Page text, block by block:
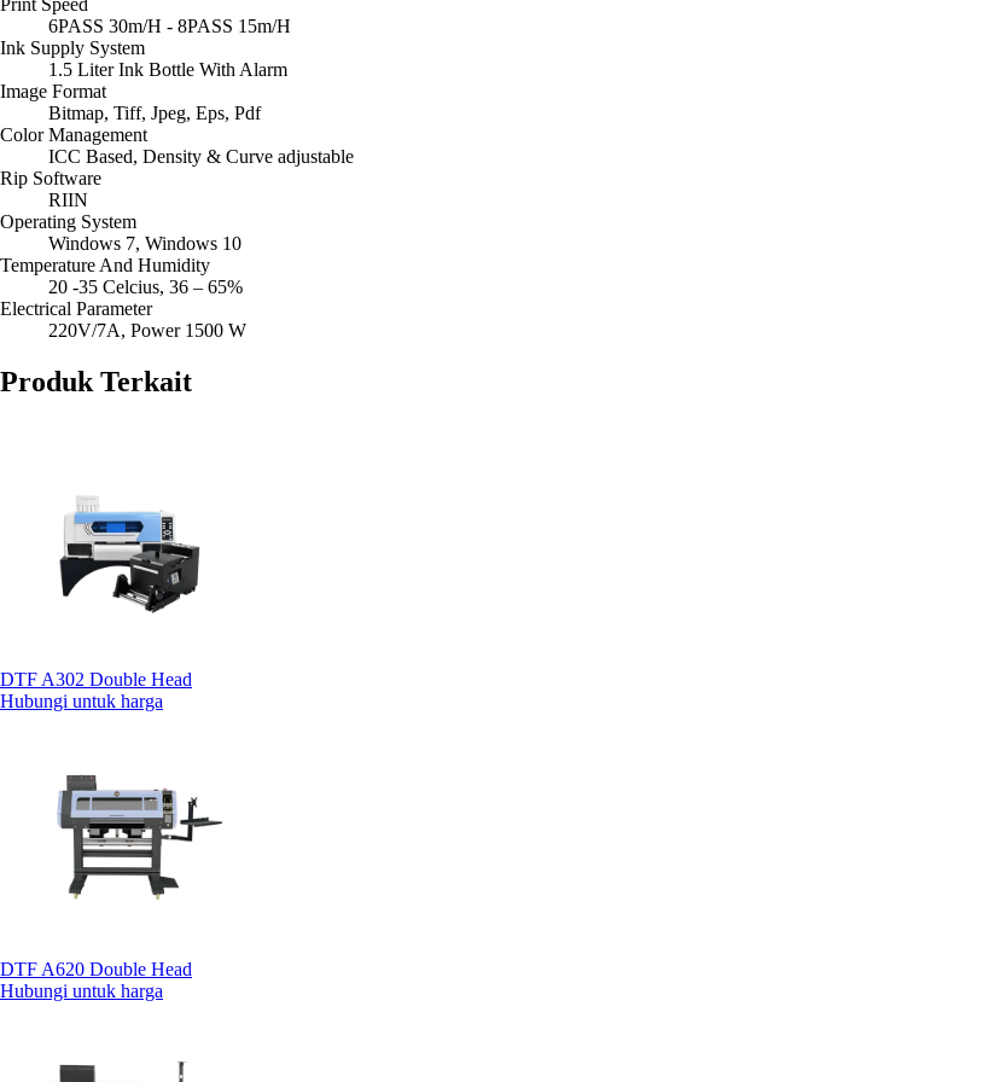
Print Speed
6PASS 30m/H - 8PASS 15m/H
Ink Supply System
1.5 Liter Ink Bottle With Alarm
Image Format
Bitmap, Tiff, Jpeg, Eps, Pdf
Color Management
ICC Based, Density & Curve adjustable
Rip Software
RIIN
Operating System
Windows 7, Windows 10
Temperature And Humidity
20 -35 Celcius, 36 – 65%
Electrical Parameter
220V/7A, Power 1500 W
Produk Terkait
DTF A302 Double Head
Hubungi untuk harga
DTF A620 Double Head
Hubungi untuk harga